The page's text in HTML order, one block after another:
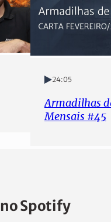
24:05
Armadilhas
Mensais #45
Spotify